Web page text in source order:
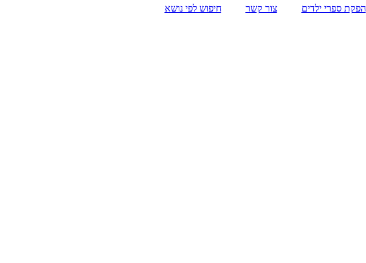
הפקת ספרי ילדים צור קשר חיפוש לפי נושא